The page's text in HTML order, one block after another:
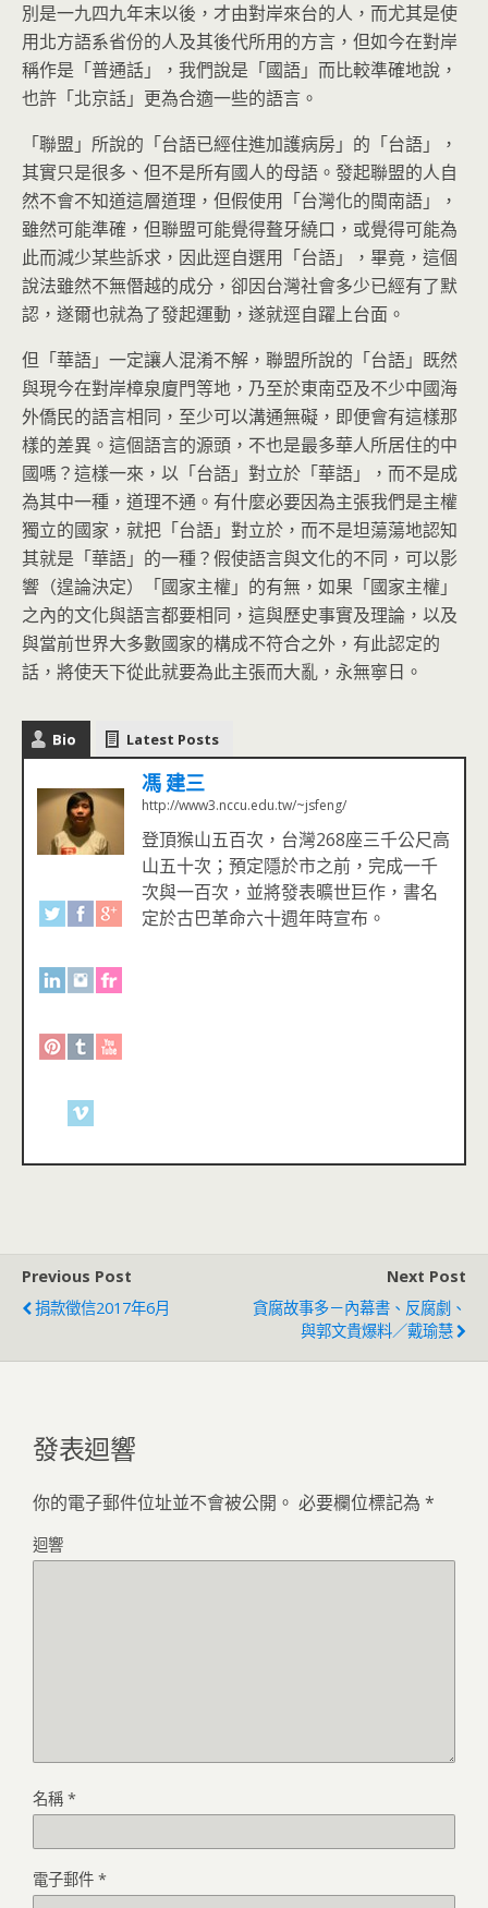
別是一九四九年末以後，才由對岸來台的人，而尤其是使
用北方語系省份的人及其後代所用的方言，但如今在對岸
稱作是「普通話」，我們說是「國語」而比較準確地說，
也許「北京話」更為合適一些的語言。
「聯盟」所說的「台語已經住進加護病房」的「台語」，
其實只是很多、但不是所有國人的母語。發起聯盟的人自
然不會不知道這層道理，但假使用「台灣化的閩南語」，
雖然可能準確，但聯盟可能覺得聱牙繞口，或覺得可能為
此而減少某些訴求，因此逕自選用「台語」，畢竟，這個
說法雖然不無僭越的成分，卻因台灣社會多少已經有了默
認，遂爾也就為了發起運動，遂就逕自躍上台面。
但「華語」一定讓人混淆不解，聯盟所說的「台語」既然
與現今在對岸樟泉廈門等地，乃至於東南亞及不少中國海
外僑民的語言相同，至少可以溝通無礙，即便會有這樣那
樣的差異。這個語言的源頭，不也是最多華人所居住的中
國嗎？這樣一來，以「台語」對立於「華語」，而不是成
為其中一種，道理不通。有什麼必要因為主張我們是主權
獨立的國家，就把「台語」對立於，而不是坦蕩蕩地認知
其就是「華語」的一種？假使語言與文化的不同，可以影
響（遑論決定）「國家主權」的有無，如果「國家主權」
之內的文化與語言都要相同，這與歷史事實及理論，以及
與當前世界大多數國家的構成不符合之外，有此認定的
話，將使天下從此就要為此主張而大亂，永無寧日。
Bio Latest Posts
馮 建三
http://www3.nccu.edu.tw/~jsfeng/
登頂猴山五百次，台灣268座三千公尺高
山五十次；預定隱於市之前，完成一千
次與一百次，並將發表曠世巨作，書名
定於古巴革命六十週年時宣布。
Previous Post
捐款徵信2017年6月
Next Post
貪腐故事多－內幕書、反腐劇、
與郭文貴爆料／戴瑜慧
發表迴響
你的電子郵件位址並不會被公開。 必要欄位標記為 *
迴響
名稱 *
電子郵件 *